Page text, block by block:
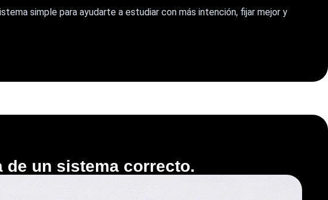
simple para ayudarte a estudiar con más intención, fijar mejor y
de un sistema correcto.